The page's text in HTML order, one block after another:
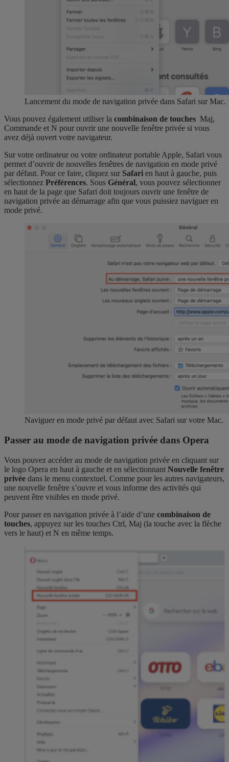
Lancement du mode de navigation privée dans Safari sur Mac.
Vous pouvez également utiliser la combinaison de touches Maj,
Commande et N pour ouvrir une nouvelle fenêtre privée si vous
avez déjà ouvert votre navigateur.
Sur votre ordinateur ou votre ordinateur portable Apple, Safari vous
permet d’ouvrir de nouvelles fenêtres de navigation en mode privé
par défaut. Pour ce faire, cliquez sur Safari en haut à gauche, puis
sélectionnez Préférences. Sous Général, vous pouvez sélectionner
en haut de la page que Safari doit toujours ouvrir une fenêtre de
navigation privée au démarrage afin que vous puissiez naviguer en
mode privé.
Naviguer en mode privé par défaut avec Safari sur votre Mac.
Passer au mode de navigation privée dans Opera
Vous pouvez accéder au mode de navigation privée en cliquant sur
le logo Opera en haut à gauche et en sélectionnant Nouvelle fenêtre
privée dans le menu contextuel. Comme pour les autres navigateurs,
une nouvelle fenêtre s’ouvre et vous informe des activités qui
peuvent être visibles en mode privé.
Pour passer en navigation privée à l’aide d’une combinaison de
touches, appuyez sur les touches Ctrl, Maj (la touche avec la flèche
vers le haut) et N en même temps.